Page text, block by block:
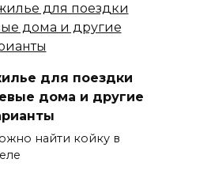
для поездки
дома и другие
найти койку в